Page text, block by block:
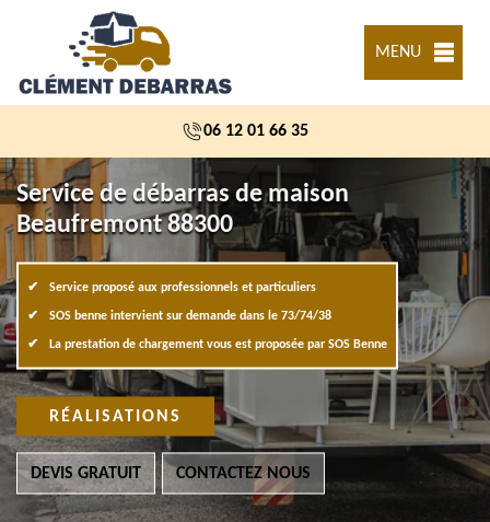
MENU
06 12 01 66 35
Service de débarras de maison
Beaufremont 88300
Service proposé aux professionnels et particuliers
SOS benne intervient sur demande dans le 73/74/38
La prestation de chargement vous est proposée par SOS Benne
RÉALISATIONS
DEVIS GRATUIT CONTACTEZ NOUS